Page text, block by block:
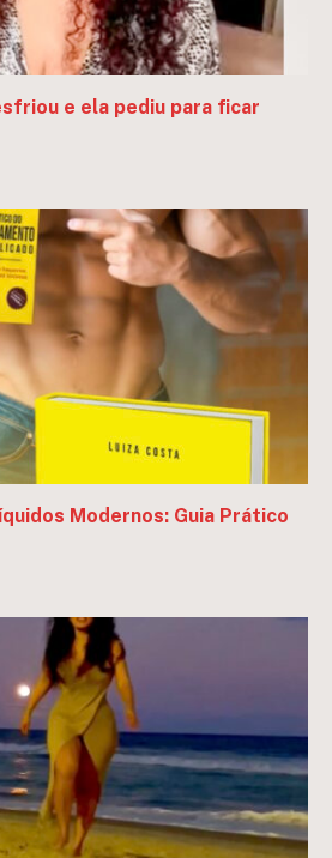
e ela pediu para ficar
Modernos: Guia Prático